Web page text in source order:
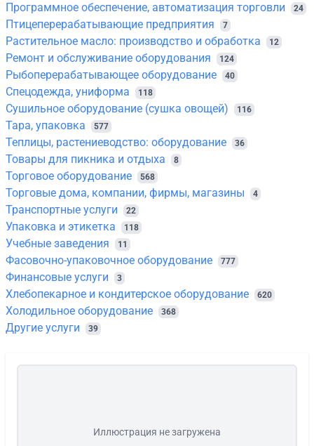
Программное обеспечение, автоматизация торговли 24
Птицеперерабатывающие предприятия 7
Растительное масло: производство и обработка 12
Ремонт и обслуживание оборудования 124
Рыбоперерабатывающее оборудование 40
Спецодежда, униформа 118
Сушильное оборудование (сушка овощей) 116
Тара, упаковка 577
Теплицы, растениеводство: оборудование 36
Товары для пикника и отдыха 8
Торговое оборудование 568
Торговые дома, компании, фирмы, магазины 4
Транспортные услуги 22
Упаковка и этикетка 118
Учебные заведения 11
Фасовочно-упаковочное оборудование 777
Финансовые услуги 3
Хлебопекарное и кондитерское оборудование 620
Холодильное оборудование 368
Другие услуги 39
Иллюстрация не загружена